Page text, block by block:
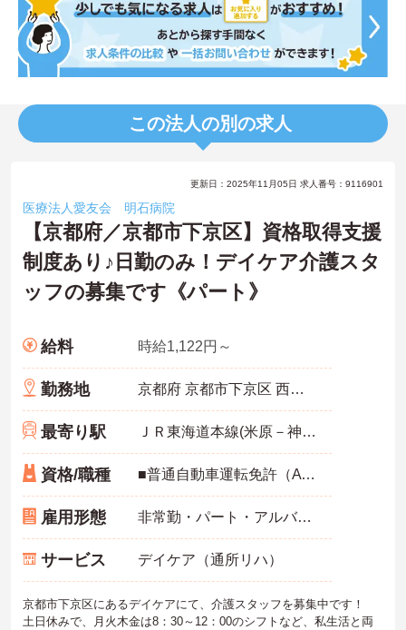
この法人の別の求人
更新日：2025年11月05日 求人番号：9116901
医療法人愛友会 明石病院
【京都府／京都市下京区】資格取得支援
制度あり♪日勤のみ！デイケア介護スタ
ッフの募集です《パート》
給料 時給1,122円～
勤務地 京都府 京都市下京区 西七条南衣田町93番地
最寄り駅 ＪＲ東海道本線(米原－神戸)「西大路駅」徒歩10分
資格/職種 ■普通自動車運転免許（AT限定可） ■介護職経験 ※介護福祉士の資格をお持ちの方歓迎
雇用形態 非常勤・パート・アルバイト
サービス デイケア（通所リハ）
京都市下京区にあるデイケアにて、介護スタッフを募集中です！
土日休みで、月火木金は8：30～12：00のシフトなど、私生活と両